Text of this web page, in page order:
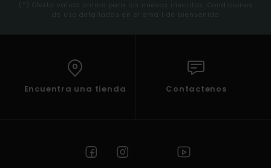
(*) Oferta valida online para los nuevos inscritos. Condiciones
de uso detalladas en el email de bienvenida
Encuentra una tienda Contactenos